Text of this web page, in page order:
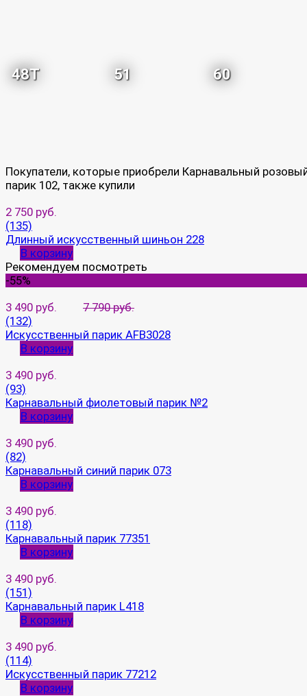
48T 51 60
Покупатели, которые приобрели Карнавальный
парик 102, также купили
2 750 руб.
(135)
Длинный искусственный шиньон 228
В корзину
Рекомендуем посмотреть
-55%
3 490 руб.
7 790 руб.
(132)
Искусственный парик AFB3028
В корзину
3 490 руб.
(93)
Карнавальный фиолетовый парик №2
В корзину
3 490 руб.
(82)
Карнавальный синий парик 073
В корзину
3 490 руб.
(118)
Карнавальный парик 77351
В корзину
3 490 руб.
(151)
Карнавальный парик L418
В корзину
3 490 руб.
(114)
Искусственный парик 77212
В корзину